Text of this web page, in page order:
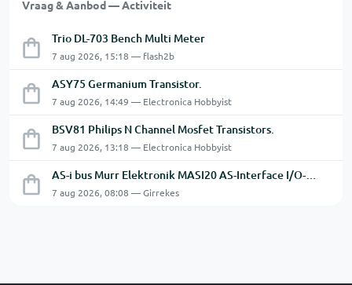
Vraag & Aanbod — Activiteit
Trio DL-703 Bench Multi Meter
7 aug 2026, 15:18 — flash2b
ASY75 Germanium Transistor.
7 aug 2026, 14:49 — Electronica Hobbyist
BSV81 Philips N Channel Mosfet Transistors.
7 aug 2026, 13:18 — Electronica Hobbyist
AS-i bus Murr Elektronik MASI20 AS-Interface I/O-module 56440
7 aug 2026, 08:08 — Girrekes